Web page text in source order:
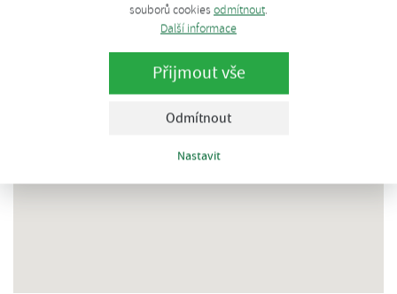
souborů cookies odmítnout.
Další informace
Přijmout vše
Odmítnout
Nastavit